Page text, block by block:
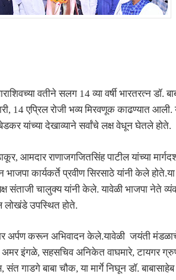
वतीने सलग 14 व्या वर्षी भारतरत्न डॉ.
14 एप्रिल रोजी भव्य मिरवणूक काढण्यात
यांच्या देखाव्याने सर्वांचे लक्ष वेधून घेतले होते.
आमदार राणाजगजितसिंह पाटील यांच्या
कार्यकर्ते प्रवीण सिरसाठे यांनी केले
संताजी चालुक्य यांनी केले. यावेळी भाजपा नेते
लोखंडे उपस्थित होते.
अर्पण करून अभिवादन केले.यावेळी जयंती
अमर इंगळे, सहसचिव अनिकेत वाघमारे, टायगर
गाडगे बाबा चौक, या मार्गे निघून डॉ.